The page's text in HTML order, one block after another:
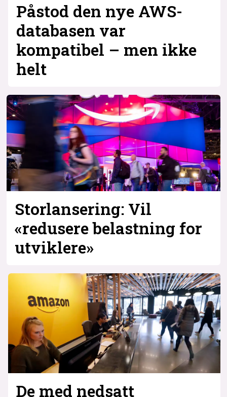
Påstod den nye AWS-
databasen var
kompatibel – men ikke
helt
Storlansering: Vil
«redusere belastning for
utviklere»
De med nedsatt